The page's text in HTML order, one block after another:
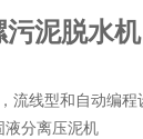
污泥脱水机
流线型和自动编
液分离压泥机